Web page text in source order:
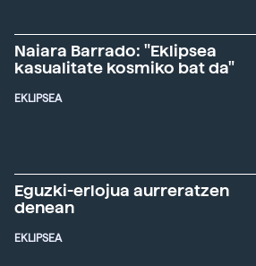
Naiara Barrado: "Eklipsea
kasualitate kosmiko bat da"
EKLIPSEA
Eguzki-erlojua aurreratzen
denean
EKLIPSEA